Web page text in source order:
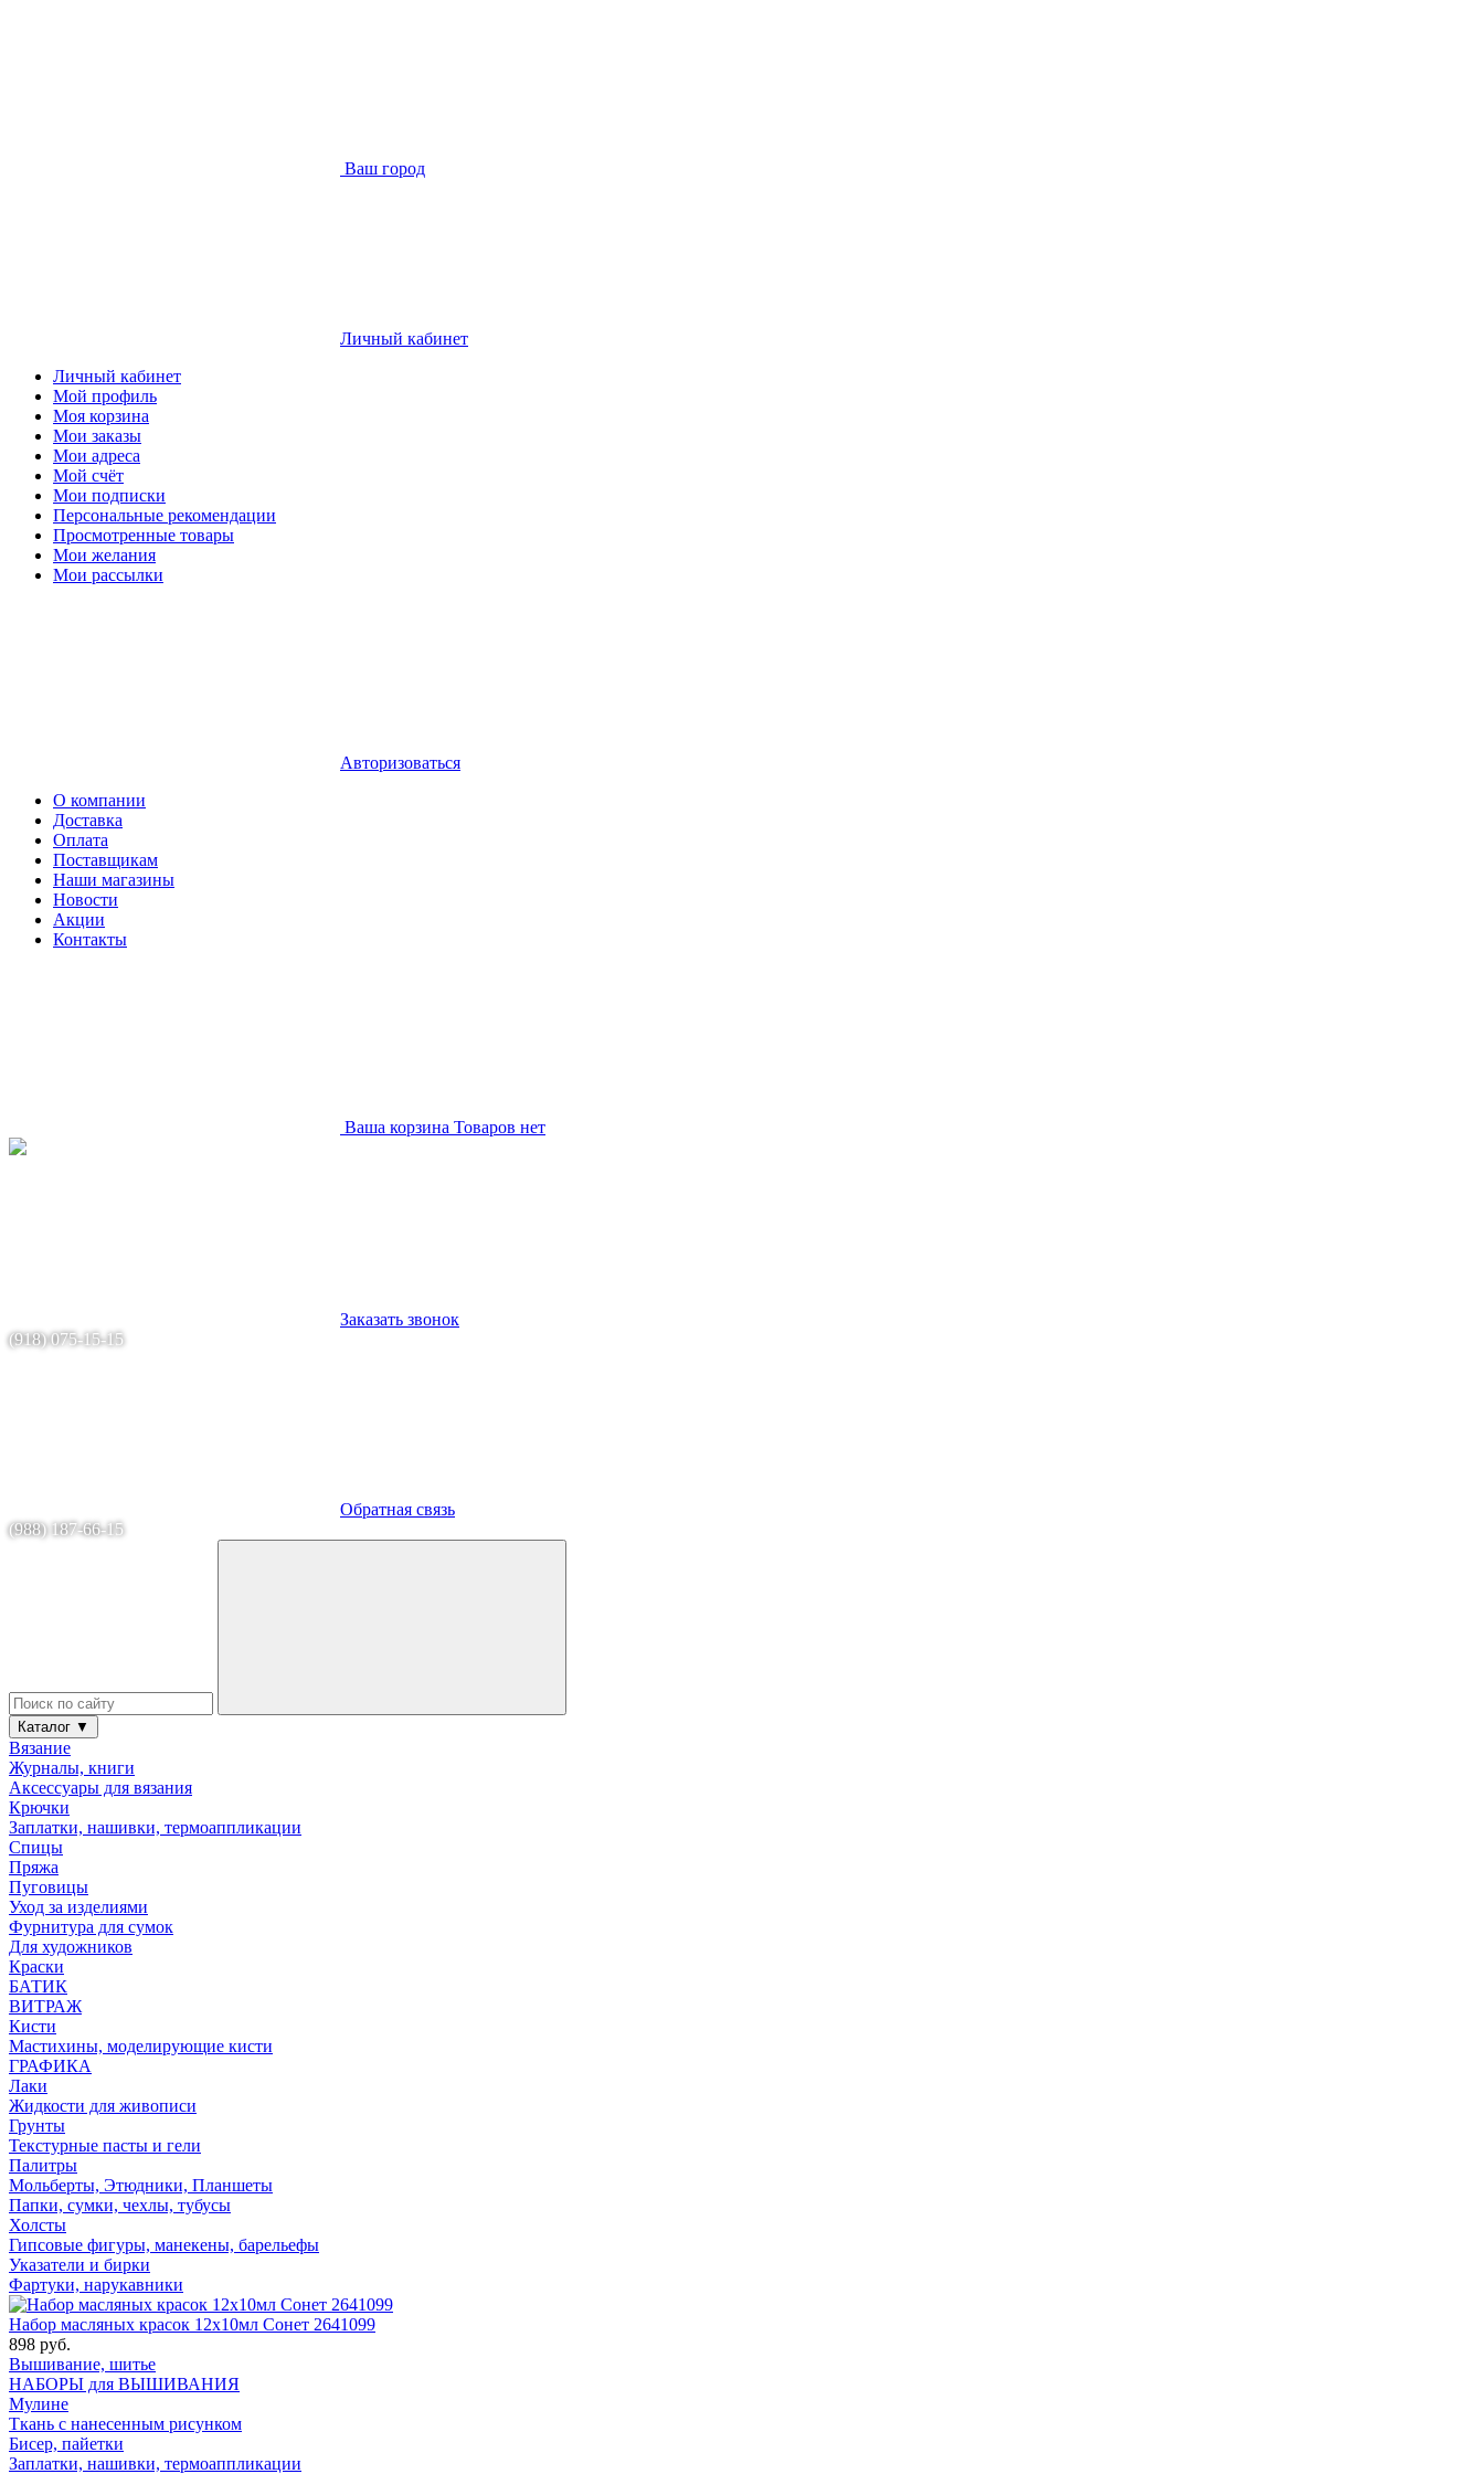
Ваш город
Личный кабинет
Личный кабинет
Мой профиль
Моя корзина
Мои заказы
Мои адреса
Мой счёт
Мои подписки
Персональные рекомендации
Просмотренные товары
Мои желания
Мои рассылки
Авторизоваться
О компании
Доставка
Оплата
Поставщикам
Наши магазины
Новости
Акции
Контакты
Ваша корзина Товаров нет
Заказать звонок
(918) 075-15-15
Обратная связь
(988) 187-66-15
Каталог ▼
Вязание
Журналы, книги
Аксессуары для вязания
Крючки
Заплатки, нашивки, термоаппликации
Спицы
Пряжа
Пуговицы
Уход за изделиями
Фурнитура для сумок
Для художников
Краски
БАТИК
ВИТРАЖ
Кисти
Мастихины, моделирующие кисти
ГРАФИКА
Лаки
Жидкости для живописи
Грунты
Текстурные пасты и гели
Палитры
Мольберты, Этюдники, Планшеты
Папки, сумки, чехлы, тубусы
Холсты
Гипсовые фигуры, манекены, барельефы
Указатели и бирки
Фартуки, нарукавники
Набор масляных красок 12х10мл Сонет 2641099
898 руб.
Вышивание, шитье
НАБОРЫ для ВЫШИВАНИЯ
Мулине
Ткань с нанесенным рисунком
Бисер, пайетки
Заплатки, нашивки, термоаппликации